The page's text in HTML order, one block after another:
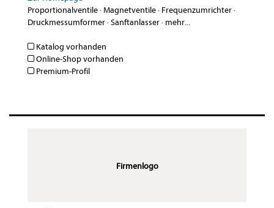
Proportionalventile·Magnetventile· Frequenzumrichter·
Druckmessumformer·Sanftanlasser· mehr...
Katalog vorhanden
Online-Shop vorhanden
Premium-Profil
Firmenlogo